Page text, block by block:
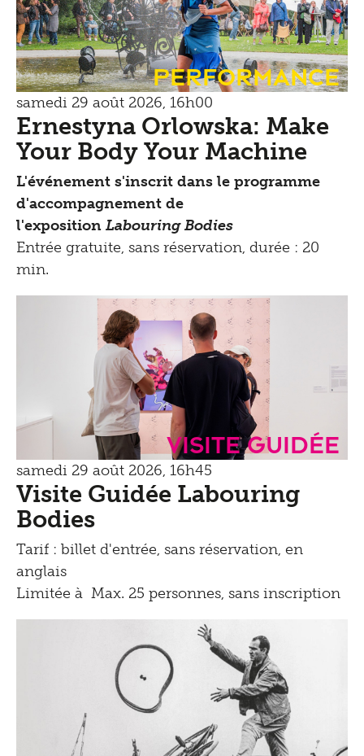
Performance
samedi 29 août 2026, 16h00
Ernestyna Orlowska: Make
Your Body Your Machine
L'événement s'inscrit dans le programme
d'accompagnement de
l'exposition Labouring Bodies
Entrée gratuite, sans réservation, durée : 20
min.
Visite guidée
samedi 29 août 2026, 16h45
Visite Guidée Labouring
Bodies
Tarif : billet d'entrée, sans réservation, en
anglais
Limitée à Max. 25 personnes, sans inscription